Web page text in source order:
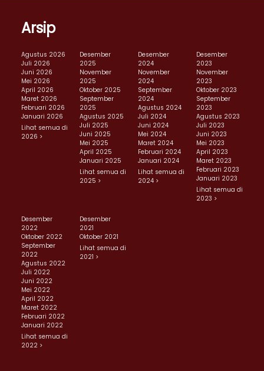
Arsip
Agustus 2026
Juli 2026
Juni 2026
Mei 2026
April 2026
Maret 2026
Februari 2026
Januari 2026
Lihat semua di
2026 >
Desember
2025
November
2025
Oktober 2025
September
2025
Agustus 2025
Juli 2025
Juni 2025
Mei 2025
April 2025
Januari 2025
Lihat semua di
2025 >
Desember
2024
November
2024
September
2024
Agustus 2024
Juli 2024
Juni 2024
Mei 2024
Maret 2024
Februari 2024
Januari 2024
Lihat semua di
2024 >
Desember
2023
November
2023
Oktober 2023
September
2023
Agustus 2023
Juli 2023
Juni 2023
Mei 2023
April 2023
Maret 2023
Februari 2023
Januari 2023
Lihat semua di
2023 >
Desember
2022
Oktober 2022
September
2022
Agustus 2022
Juli 2022
Juni 2022
Mei 2022
April 2022
Maret 2022
Februari 2022
Januari 2022
Lihat semua di
2022 >
Desember
2021
Oktober 2021
Lihat semua di
2021 >